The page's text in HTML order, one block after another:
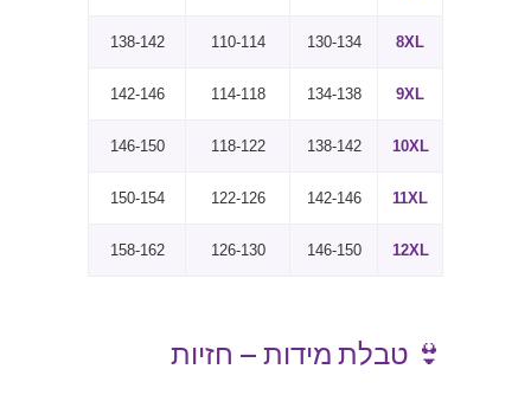
8XL
130-134
110-114
138-142
9XL
134-138
114-118
142-146
10XL
138-142
118-122
146-150
11XL
142-146
122-126
150-154
12XL
146-150
126-130
158-162
👙 טבלת מידות — חזיות